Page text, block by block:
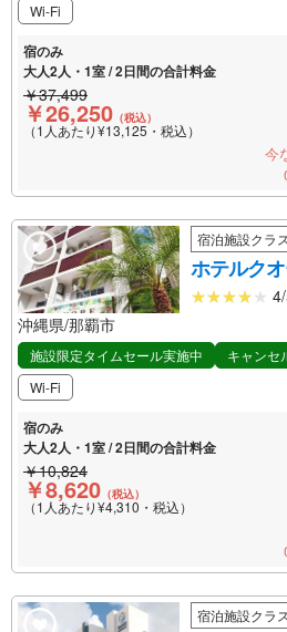
Wi-Fi
宿のみ
大人2人・1室 / 2日間の合計料金
￥37,499
￥26,250 （税込）
（1人あたり¥13,125・税込）
今
宿泊施設クラ
ホテルク
沖縄県/那覇市
施設限定タイムセール実施中
キャンセ
Wi-Fi
宿のみ
大人2人・1室 / 2日間の合計料金
￥10,824
￥8,620 （税込）
（1人あたり¥4,310・税込）
宿泊施設クラ